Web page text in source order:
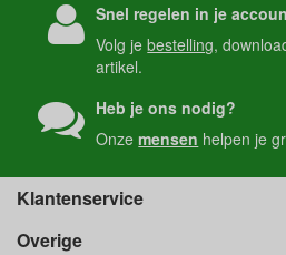
Snel regelen in je
Volg jebestelling,
artikel.
Heb je ons nodig?
Onzemensen helpen je
Klantenservice
Overige